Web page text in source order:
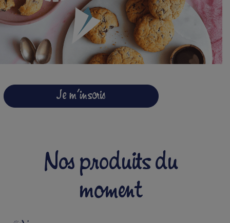
Je m'inscris
Nos produits du
moment